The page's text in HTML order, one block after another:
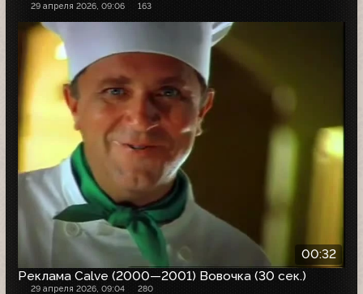
29 апреля 2026, 09:06 163
00:32
Реклама Calve (2000—2001) Вовочка (30 сек.)
29 апреля 2026, 09:04 280